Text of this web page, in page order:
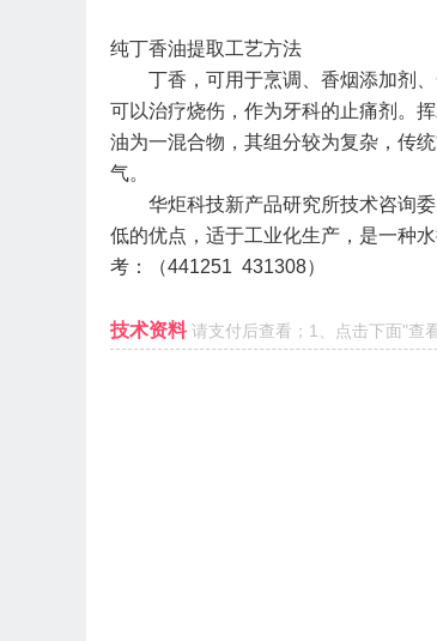
纯丁香油提取工艺方法
丁香，可用于烹调、香烟添加剂
可以治疗烧伤，作为牙科的止痛剂。
油为一混合物，其组分较为复杂，传
气。
华炬科技新产品研究所技术咨询
低的优点，适于工业化生产，是一种
考：（441251 431308）
技术资料请支付后查看；1、点击下面"查